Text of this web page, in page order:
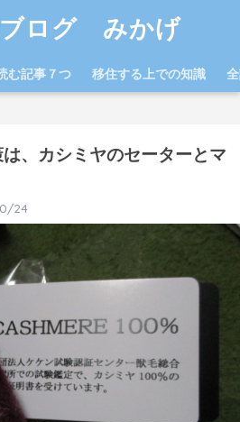
ブログ みかげ
む記事７つ 移住する上での知識
、カシミヤのセーターとマ
24